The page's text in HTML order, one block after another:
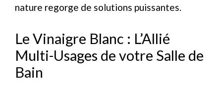
nature regorge de solutions puissantes.
Le Vinaigre Blanc : L’Allié
Multi-Usages de votre Salle de
Bain